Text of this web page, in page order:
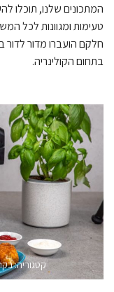
המתכונים שלנו, תוכלו
טעימות ומגוונות לכל
חלקם הועברו מדור
בתחום הקולינריה.
קטגוריה: